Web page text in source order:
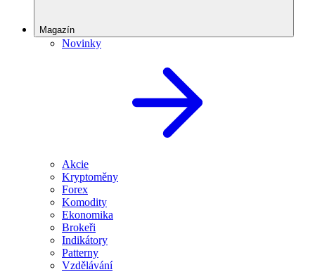
Magazín
Novinky
Akcie
Kryptoměny
Forex
Komodity
Ekonomika
Brokeři
Indikátory
Patterny
Vzdělávání